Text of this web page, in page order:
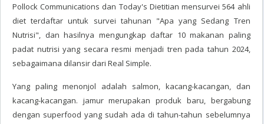
Pollock Communications dan Today's Dietitian mensurvei 564 ahli
diet terdaftar untuk survei tahunan "Apa yang Sedang Tren
Nutrisi", dan hasilnya mengungkap daftar 10 makanan paling
padat nutrisi yang secara resmi menjadi tren pada tahun 2024,
sebagaimana dilansir dari Real Simple.
Yang paling menonjol adalah salmon, kacang-kacangan, dan
kacang-kacangan. jamur merupakan produk baru, bergabung
dengan superfood yang sudah ada di tahun-tahun sebelumnya